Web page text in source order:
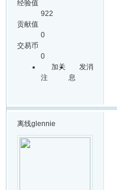
经验值
922
贡献值
0
交易币
0
加关
注
发消
息
离线glennie